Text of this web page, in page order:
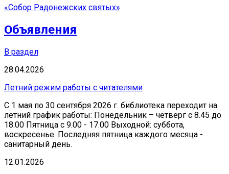
«Собор Радонежских святых»
Объявления
В раздел
28.04.2026
Летний режим работы с читателями
С 1 мая по 30 сентября 2026 г. библиотека переходит на
летний график работы: Понедельник – четверг с 8.45 до
18.00 Пятница с 9.00 - 17.00 Выходной: суббота,
воскресенье. Последняя пятница каждого месяца -
санитарный день.
12.01.2026